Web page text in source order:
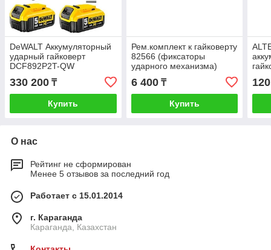
DeWALT Аккумуляторный
ударный гайковерт
DCF892P2T-QW
330 200 ₸
Купить
Рем.комплект к гайковерту
82566 (фиксаторы
ударного механизма)
6 400₸
Купить
О нас
Рейтинг не сформирован
Менее 5 отзывов за последний год
Работает с 15.01.2014
г. Караганда
Караганда, Казахстан